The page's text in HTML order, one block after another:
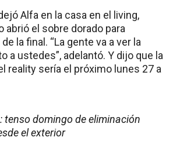
Alfa en la casa en el living,
abrió el sobre dorado para
la final. “La gente va a ver la
a ustedes”, adelantó. Y dijo que la
reality sería el próximo lunes 27 a
tenso domingo de eliminación
el exterior